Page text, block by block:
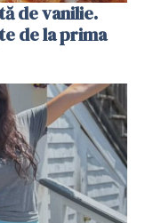
de vanilie.
de la prima